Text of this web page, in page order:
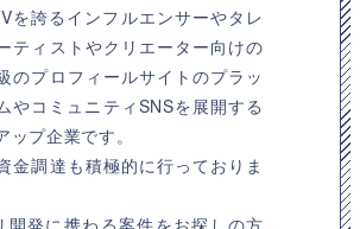
を誇るインフルエンサーやタレ
ティストやクリエーター向けの
のプロフィールサイトのプラッ
やコミュニティSNSを展開する
ップ企業です。
金調達も積極的に行っておりま
開発に携わる案件をお探しの方